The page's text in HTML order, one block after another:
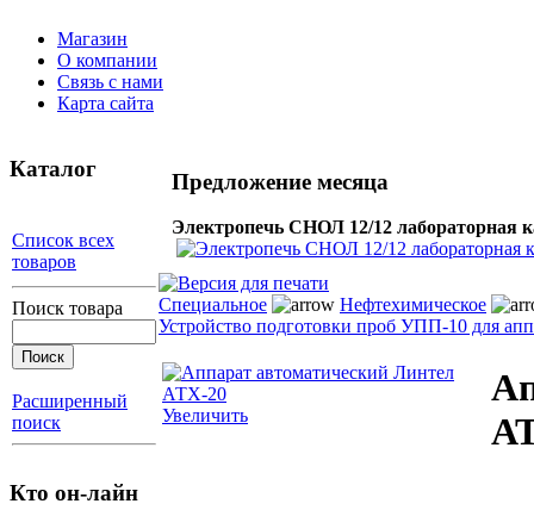
Магазин
О компании
Связь с нами
Карта сайта
Каталог
Список всех
товаров
Поиск товара
Расширенный
поиск
Кто он-лайн
Предложение месяца
Электропечь СНОЛ 12/12 лабораторная
Специальное
Нефтехимическое
Устройство подготовки проб УПП-10 для
Увеличить